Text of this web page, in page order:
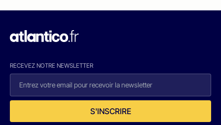
RECEVEZ NOTRE NEWSLETTER
S'INSCRIRE